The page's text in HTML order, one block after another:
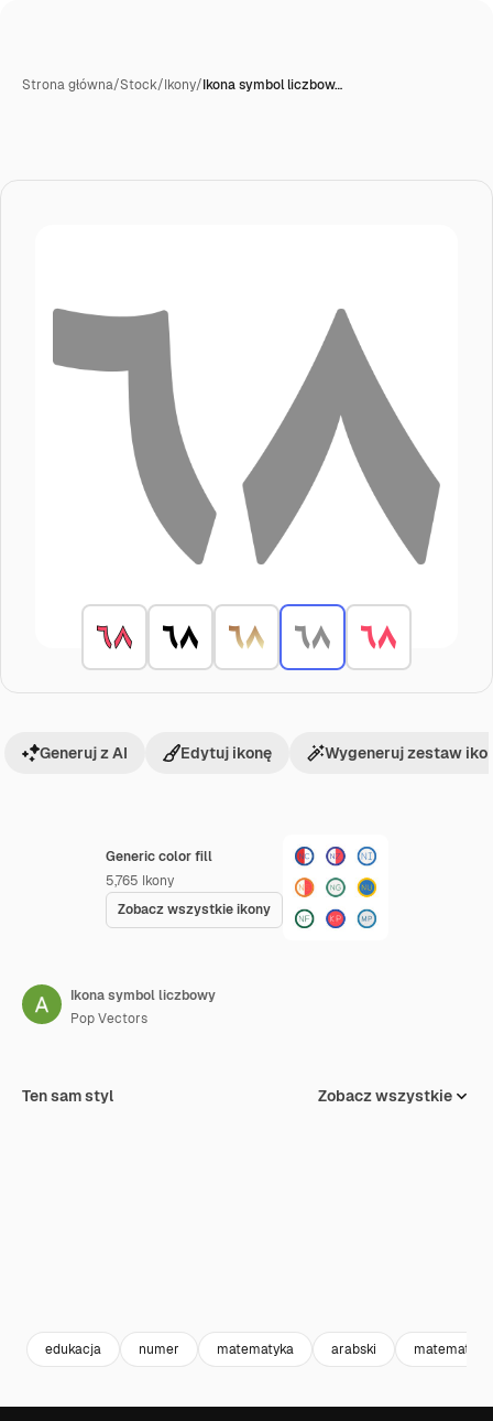
Strona główna/Stock/Ikony/Ikona symbol liczbow…
Generic color fill
5,765 Ikony
Zobacz wszystkie ikony
Generuj z AI Edytuj ikonę Wygeneruj zestaw
Ikona symbol liczbowy
Pop Vectors
Ten sam styl Zobacz wszystkie
edukacja numer matematyka arabski matematyka